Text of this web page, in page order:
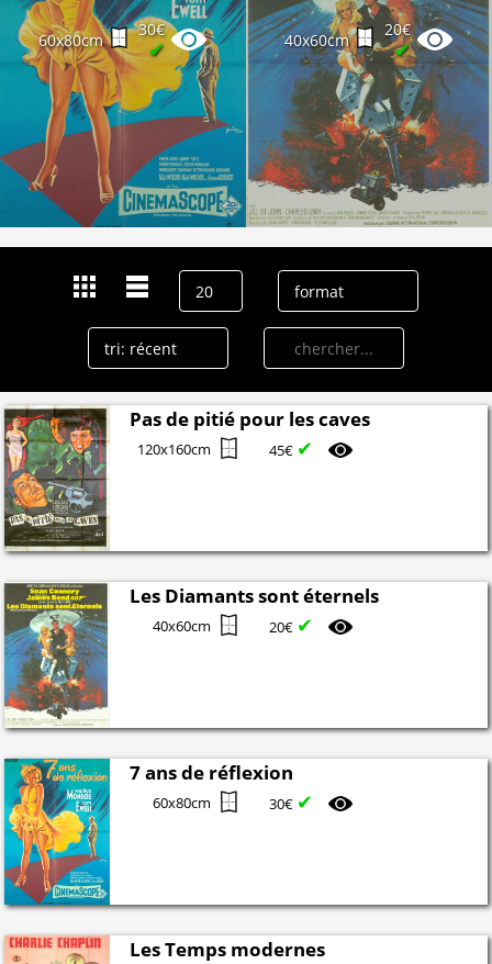
60x80cm
30€
✔ 40x60cm
20€
✔
Pas de pitié pour les caves
120x160cm 45€ ✔
Les Diamants sont éternels
40x60cm 20€ ✔
7 ans de réflexion
60x80cm 30€ ✔
Les Temps modernes